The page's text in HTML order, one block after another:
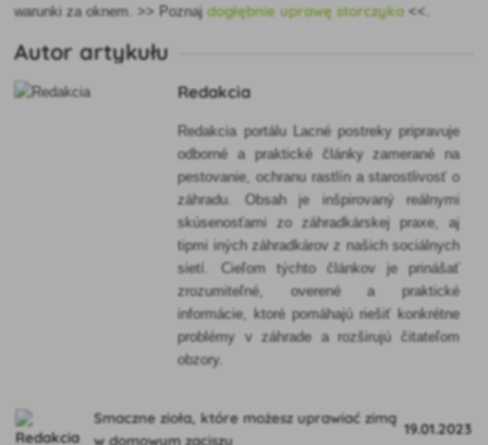
warunki za oknem. >> Poznajdogłębnie uprawę storczyka <<.
Autor artykułu
Redakcia
Redakcia portálu Lacné postreky pripravuje
odborné a praktické články zamerané na
pestovanie, ochranu rastlín a starostlivosť o
záhradu. Obsah je inšpirovaný reálnymi
skúsenosťami zo záhradkárskej praxe, aj
tipmi iných záhradkárov z našich sociálnych
sietí. Cieľom týchto článkov je prinášať
zrozumiteľné, overené a praktické
informácie, ktoré pomáhajú riešiť konkrétne
problémy v záhrade a rozširujú čitateľom
obzory.
Smaczne zioła, które możesz uprawiać zimą
w domowym zaciszu
19.01.2023